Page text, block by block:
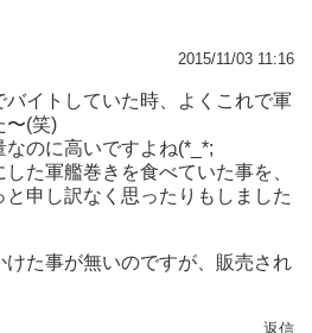
2015/11/03 11:16
イトしていた時、よくこれで軍
〜(笑)
のに高いですよね(*_*;
た軍艦巻きを食べていた事を、
申し訳なく思ったりもしました
た事が無いのですが、販売され
返信